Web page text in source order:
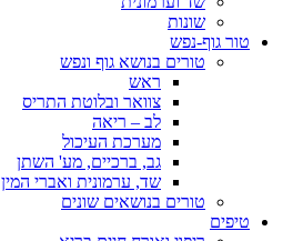
שונות
טור גוף-נפש
טורים בנושא גוף ונפש
ראש
צוואר ובלוטת התריס
לב – ריאה
מערכת העיכול
גב, ברכיים, מע' השתן
שד, ערמונית ואברי המין
טורים בנושאים שונים
טיפים